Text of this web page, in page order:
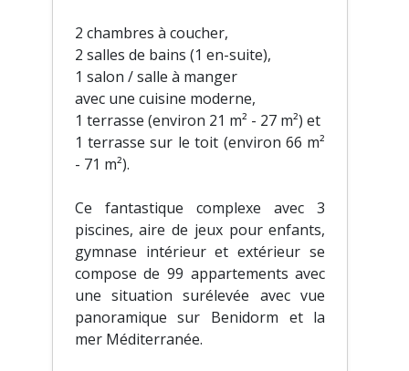
2 chambres à coucher,
2 salles de bains (1 en-suite),
1 salon / salle à manger
avec une cuisine moderne,
1 terrasse (environ 21 m² - 27 m²) et
1 terrasse sur le toit (environ 66 m²
- 71 m²).
Ce fantastique complexe avec 3
piscines, aire de jeux pour enfants,
gymnase intérieur et extérieur se
compose de 99 appartements avec
une situation surélevée avec vue
panoramique sur Benidorm et la
mer Méditerranée.